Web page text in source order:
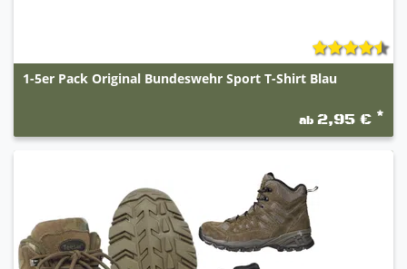
1-5er Pack Original Bundeswehr Sport T-Shirt Blau
ab 2,95 € *